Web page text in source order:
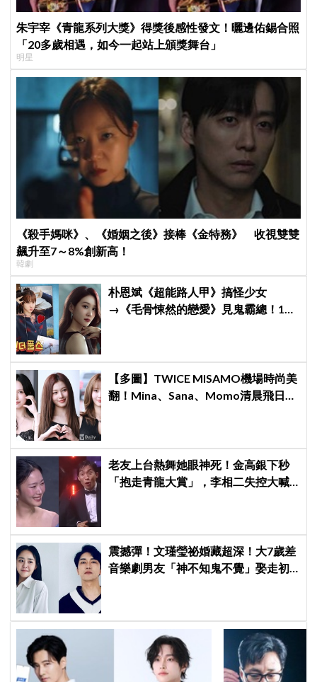
朱宇宰《青龍系列大獎》得獎後感性發文！曬邊佑錫合照
「20多歲相遇，如今一起站上頒獎舞台」
明星
《殺手媽咪》、《婚姻之後》接棒《金特務》 收視雙雙
飆升至7～8%創新高！
韓劇
朴恩斌《超能路人甲》搞怪少女
→《毛骨悚然的戀愛》見鬼霸總！180
【多圖】TWICE MISAMO機場時尚美
翻！Mina、Sana、Momo清晨飛日
老友上台熱舞她眼神死！金高銀下秒
「抱走青龍大賞」，李相二失控大喊
震撼彈！文瑾瑩祕婚藏超深！大7歲差
音樂劇男友「神不知鬼不覺」娶走初